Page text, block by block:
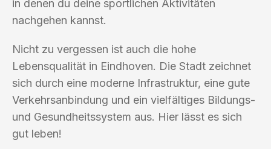
in denen du deine sportlichen Aktivitäten
nachgehen kannst.
Nicht zu vergessen ist auch die hohe
Lebensqualität in Eindhoven. Die Stadt zeichnet
sich durch eine moderne Infrastruktur, eine gute
Verkehrsanbindung und ein vielfältiges Bildungs-
und Gesundheitssystem aus. Hier lässt es sich
gut leben!